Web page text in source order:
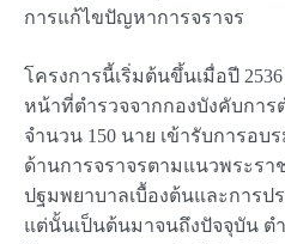
การแก้ไขปัญหาการจราจร
โครงการนี้เริ่มต้นขึ้นเมื่อปี
หน้าที่ตำรวจจากกองบังคับการ
จำนวน 150 นาย เข้ารับการอบ
ด้านการจราจรตามแนวพระรา
ปฐมพยาบาลเบื้องต้นและการ
แต่นั้นเป็นต้นมาจนถึงปัจจุบัน ต